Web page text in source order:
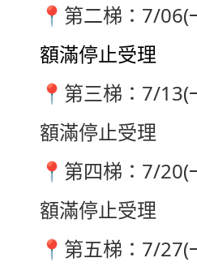
📍 第二梯：7/06(
額滿停止受理
📍 第三梯：7/13(
額滿停止受理
📍 第四梯：7/20(
額滿停止受理
📍 第五梯：7/27(